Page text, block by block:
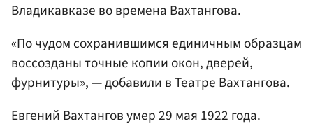
Владикавказе во времена Вахтангова.
«По чудом сохранившимся единичным образцам
воссозданы точные копии окон, дверей,
фурнитуры», — добавили в Театре Вахтангова.
Евгений Вахтангов умер 29 мая 1922 года.